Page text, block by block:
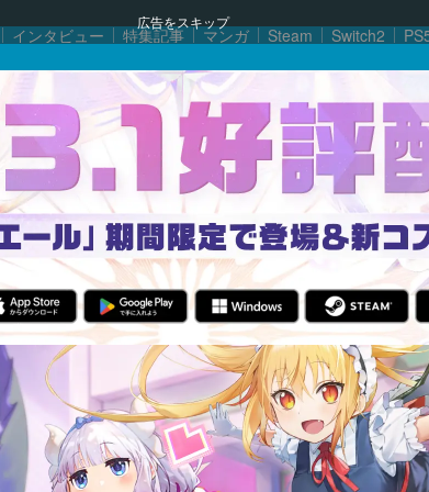
広告をスキップ
インタビュー 特集記事 マンガ Steam Switch2